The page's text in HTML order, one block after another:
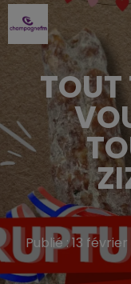
Publié : 13